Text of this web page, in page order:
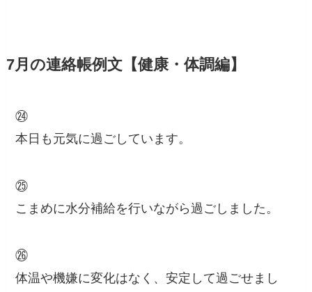
7月の連絡帳例文【健康・体調編】
㉔
本日も元気に過ごしています。
㉕
こまめに水分補給を行いながら過ごしました。
㉖
体温や機嫌に変化はなく、安定して過ごせまし